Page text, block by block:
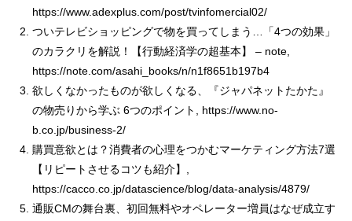
https://www.adexplus.com/post/tvinfomercial02/
ついテレビショッピングで物を買ってしまう…「4つの効果」
のカラクリを解説！【行動経済学の超基本】 – note,
https://note.com/asahi_books/n/n1f8651b197b4
欲しくなかったものが欲しくなる、『ジャパネットたかた』
の物売りから学ぶ 6つのポイント, https://www.no-
b.co.jp/business-2/
購買意欲とは？消費者の心理をつかむマーケティング方法7選
【リピートさせるコツも紹介】,
https://cacco.co.jp/datascience/blog/data-analysis/4879/
通販CMの舞台裏、初回無料やオペレーター増員はなぜ成立す